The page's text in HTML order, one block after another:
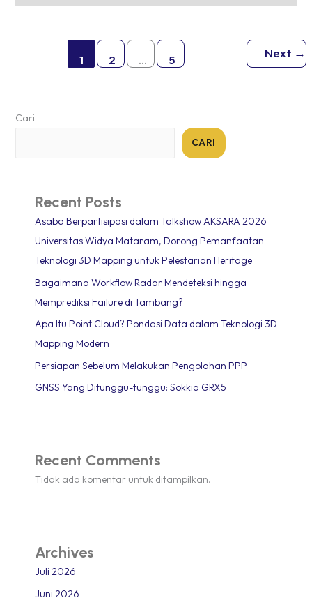
1 2 … 5 Next →
Cari
CARI
Recent Posts
Asaba Berpartisipasi dalam Talkshow AKSARA 2026
Universitas Widya Mataram, Dorong Pemanfaatan
Teknologi 3D Mapping untuk Pelestarian Heritage
Bagaimana Workflow Radar Mendeteksi hingga
Memprediksi Failure di Tambang?
Apa Itu Point Cloud? Pondasi Data dalam Teknologi 3D
Mapping Modern
Persiapan Sebelum Melakukan Pengolahan PPP
GNSS Yang Ditunggu-tunggu: Sokkia GRX5
Recent Comments
Tidak ada komentar untuk ditampilkan.
Archives
Juli 2026
Juni 2026